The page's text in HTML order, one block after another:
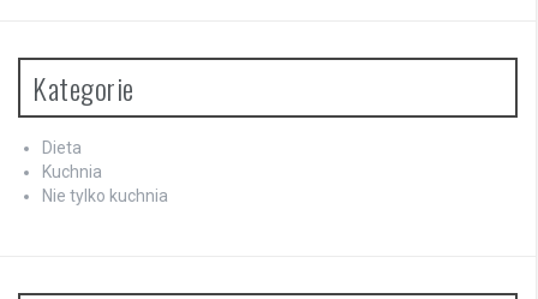
Kategorie
Dieta
Kuchnia
Nie tylko kuchnia